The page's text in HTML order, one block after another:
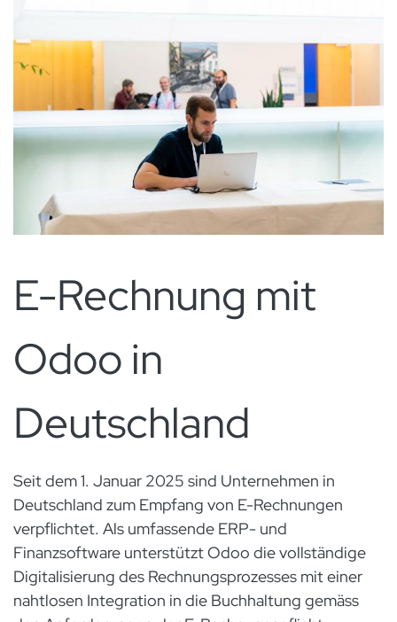
E-Rechnung mit
Odoo in
Deutschland
Seit dem 1. Januar 2025 sind Unternehmen in
Deutschland zum Empfang von E-Rechnungen
verpflichtet. Als umfassende ERP- und
Finanzsoftware unterstützt Odoo die vollständige
Digitalisierung des Rechnungsprozesses mit einer
nahtlosen Integration in die Buchhaltung gemäss